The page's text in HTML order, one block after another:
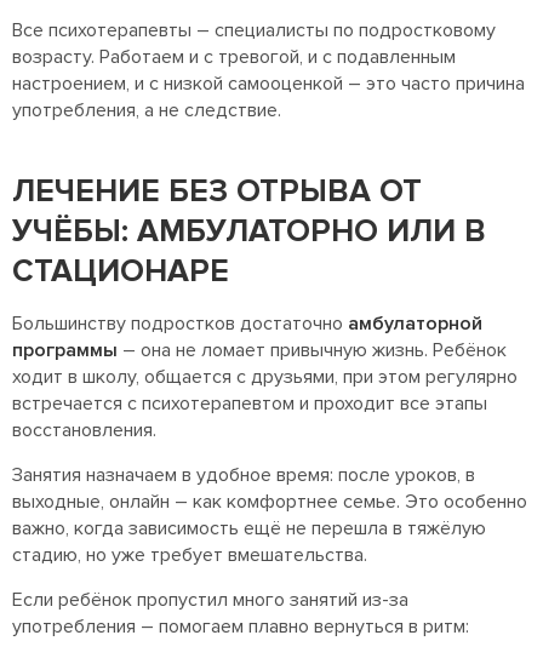
Все психотерапевты – специалисты по подростковому
возрасту. Работаем и с тревогой, и с подавленным
настроением, и с низкой самооценкой – это часто причина
употребления, а не следствие.
ЛЕЧЕНИЕ БЕЗ ОТРЫВА ОТ
УЧЁБЫ: АМБУЛАТОРНО ИЛИ В
СТАЦИОНАРЕ
Большинству подростков достаточно амбулаторной
программы – она не ломает привычную жизнь. Ребёнок
ходит в школу, общается с друзьями, при этом регулярно
встречается с психотерапевтом и проходит все этапы
восстановления.
Занятия назначаем в удобное время: после уроков, в
выходные, онлайн – как комфортнее семье. Это особенно
важно, когда зависимость ещё не перешла в тяжёлую
стадию, но уже требует вмешательства.
Если ребёнок пропустил много занятий из-за
употребления – помогаем плавно вернуться в ритм: